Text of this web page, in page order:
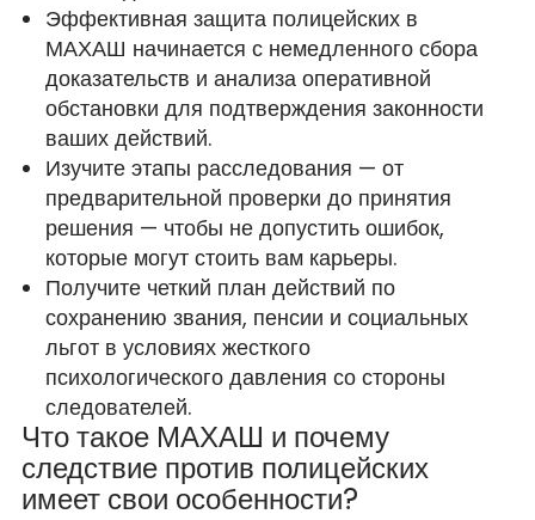
Эффективная защита полицейских в
МАХАШ начинается с немедленного сбора
доказательств и анализа оперативной
обстановки для подтверждения законности
ваших действий.
Изучите этапы расследования — от
предварительной проверки до принятия
решения — чтобы не допустить ошибок,
которые могут стоить вам карьеры.
Получите четкий план действий по
сохранению звания, пенсии и социальных
льгот в условиях жесткого
психологического давления со стороны
следователей.
Что такое МАХАШ и почему
следствие против полицейских
имеет свои особенности?